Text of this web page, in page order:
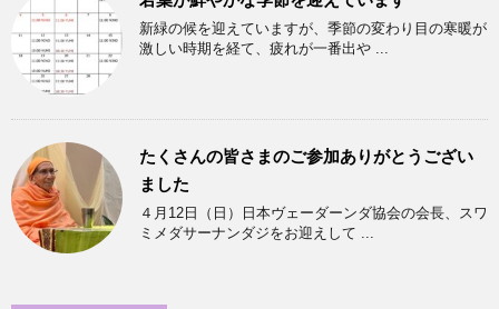
新緑の候を迎えていますが、季節の変わり目の寒暖が
激しい時期を経て、疲れが一番出や ...
たくさんの皆さまのご参加ありがとうござい
ました
４月12日（日）日本ヴェーダーンダ協会の会長、スワ
ミメダサーナンダジをお迎えして ...